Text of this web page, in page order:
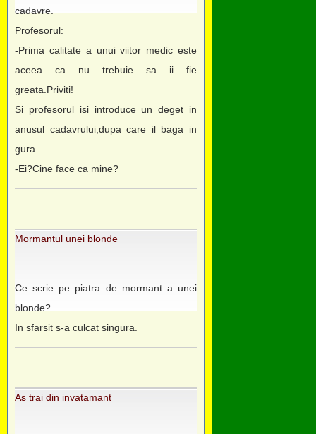
cadavre.
Profesorul:
-Prima calitate a unui viitor medic este
aceea ca nu trebuie sa ii fie
greata.Priviti!
Si profesorul isi introduce un deget in
anusul cadavrului,dupa care il baga in
gura.
-Ei?Cine face ca mine?
Mormantul unei blonde
Ce scrie pe piatra de mormant a unei
blonde?
In sfarsit s-a culcat singura.
As trai din invatamant